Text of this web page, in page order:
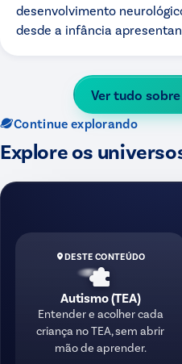
desenvolvimento
desde a infância
Ver tudo sobre
Continue explorando
Explore os
DESTE CONTEÚDO
Autismo (TEA)
Entender e acolher cada
criança no TEA, sem abrir
mão de aprender.